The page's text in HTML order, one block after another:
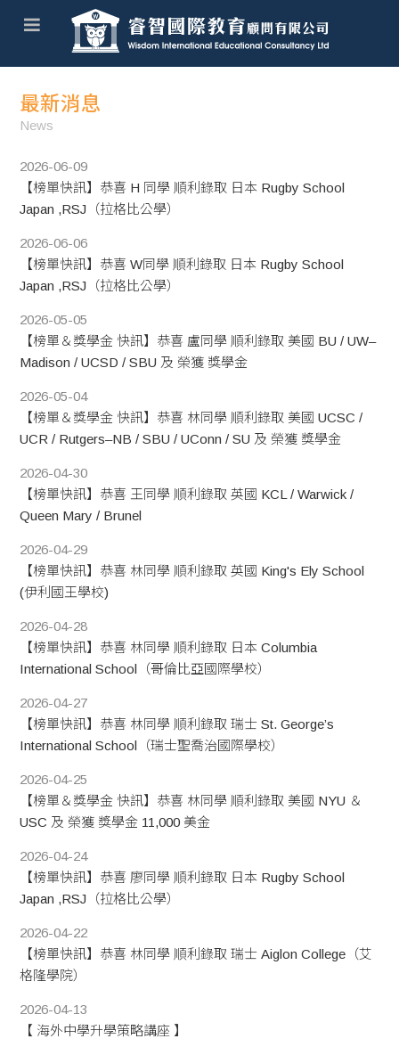
最新消息
News
2026-06-09
【榜單快訊】恭喜 H 同學 順利錄取 日本 Rugby School
Japan ,RSJ（拉格比公學）
2026-06-06
【榜單快訊】恭喜 W同學 順利錄取 日本 Rugby School
Japan ,RSJ（拉格比公學）
2026-05-05
【榜單＆獎學金 快訊】恭喜 盧同學 順利錄取 美國 BU / UW–
Madison / UCSD / SBU 及 榮獲 獎學金
2026-05-04
【榜單＆獎學金 快訊】恭喜 林同學 順利錄取 美國 UCSC /
UCR / Rutgers–NB / SBU / UConn / SU 及 榮獲 獎學金
2026-04-30
【榜單快訊】恭喜 王同學 順利錄取 英國 KCL / Warwick /
Queen Mary / Brunel
2026-04-29
【榜單快訊】恭喜 林同學 順利錄取 英國 King's Ely School
(伊利國王學校)
2026-04-28
【榜單快訊】恭喜 林同學 順利錄取 日本 Columbia
International School（哥倫比亞國際學校）
2026-04-27
【榜單快訊】恭喜 林同學 順利錄取 瑞士 St. George’s
International School（瑞士聖喬治國際學校）
2026-04-25
【榜單＆獎學金 快訊】恭喜 林同學 順利錄取 美國 NYU ＆
USC 及 榮獲 獎學金 11,000 美金
2026-04-24
【榜單快訊】恭喜 廖同學 順利錄取 日本 Rugby School
Japan ,RSJ（拉格比公學）
2026-04-22
【榜單快訊】恭喜 林同學 順利錄取 瑞士 Aiglon College（艾
格隆學院）
2026-04-13
【 海外中學升學策略講座 】